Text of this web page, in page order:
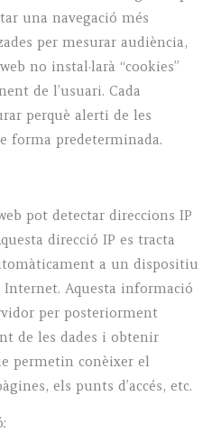
una navegació més
per mesurar audiència,
no instal·larà “cookies”
de l’usuari. Cada
perquè alerti de les
forma predeterminada.
pot detectar direccions IP
direcció IP es tracta
a un dispositiu
Internet. Aquesta informació
per posteriorment
de les dades i obtenir
permetin conèixer el
els punts d’accés, etc.